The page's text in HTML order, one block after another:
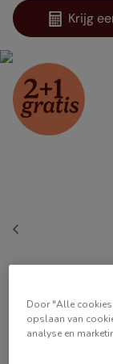
Krijg
Door "Alle cookies
opslaan van
analyse en